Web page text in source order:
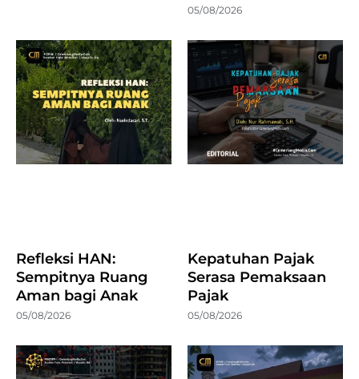
05/08/2026
Refleksi HAN:
Sempitnya Ruang
Aman bagi Anak
05/08/2026
Kepatuhan Pajak
Serasa Pemaksaan
Pajak
05/08/2026